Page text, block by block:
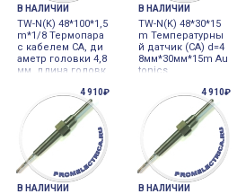
В НАЛИЧИИ
TW-N(K) 48*100*1,5
m*1/8 Термопара
с кабелем CA, ди
аметр головки 4,8
мм, длина головк
беля 1,5м
В НАЛИЧИИ
TW-N(K) 48*30*15
m Температурны
й датчик (СА) d=4
8мм*30мм*15m Au
tonics
4 910₽
В НАЛИЧИИ
4 910₽
В НАЛИЧИИ